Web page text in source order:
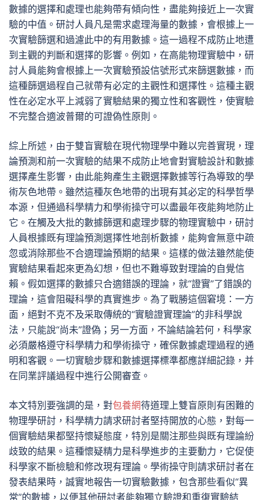
數據的選擇和處理也能夠帶有傾向性，盡能夠接近上一次實
驗的中值。研討人員凡是需求處理海量的數據，會根據上一
次實驗篩選和過濾此中的有用數據。這一過程不成防止地遭
到主觀的判斷和選擇的影響。例如，在高能物理實驗中，研
討人員能夠會根據上一次實驗預設信號形式來篩選數據，而
這種篩選過程自己就帶有必定的主觀性和選擇性。這種主觀
性在必定水平上減弱了實驗結果的獨立性和客觀性，使實驗
不完整合適波普爾的可證偽性原則。
綜上所述，由于雙盲實驗在現代物理學中難以完善實現，理
論預測和前一次實驗的結果不成防止地會對實驗設計和數據
選擇產生影響，由此能夠產生主觀選擇數據等行為導致的學
術灰色地帶。雖然這種灰色地帶的出現有其必定的科學哲學
本源，但通過科學精力和學術操守可以盡最年夜能夠地防止
它。在觸及大批的數據篩選和處理步驟的物理實驗中，研討
人員根據既有理論預測選擇性地剖析數據，能夠會無意中疏
忽或消除那些不合適理論預期的結果。這樣的做法雖然能使
實驗結果看起來更為幻想，但也不難導致對理論的自覺信
賴。假如選擇的數據只合適錯誤的理論，就“證實”了錯誤的
理論，這會阻礙科學的真實進步。為了戰勝這個窘境：一方
面，絕對不克不及采取傳統的“實驗證實理論”的非科學說
法，只能說“尚未”證偽；另一方面，不論結論若何，科學家
必須嚴格遵守科學精力和學術操守，確保數據處理過程的通
明和客觀。一切實驗步驟和數據選擇標準都應詳細記錄，并
在同業評議過程中進行公開審查。
本文特別要強調的是，對包養網待道理上雙盲原則有困難的
物理學研討，科學精力請求研討者堅持開放的心態，對每一
個實驗結果都堅持懷疑態度，特別是關注那些與既有理論紛
歧致的結果。這種懷疑精力是科學進步的主要動力，它促使
科學家不斷檢驗和修改現有理論。學術操守則請求研討者在
發表結果時，誠實地報告一切實驗數據，包含那些看似“異
常”的數據，以便其他研討者能夠獨立驗證和重復實驗結